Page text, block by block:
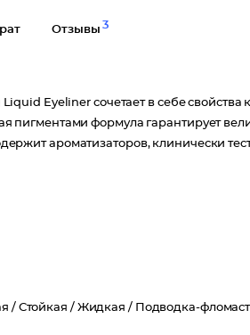
Отзывы 3
Eyeliner сочетает в себе
пигментами формула гарантирует
ароматизаторов, клинически
/ Стойкая / Жидкая / Подводка-